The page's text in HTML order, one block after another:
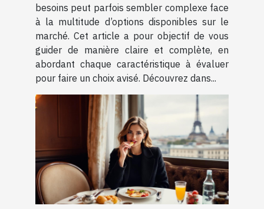
besoins peut parfois sembler complexe face
à la multitude d’options disponibles sur le
marché. Cet article a pour objectif de vous
guider de manière claire et complète, en
abordant chaque caractéristique à évaluer
pour faire un choix avisé. Découvrez dans...